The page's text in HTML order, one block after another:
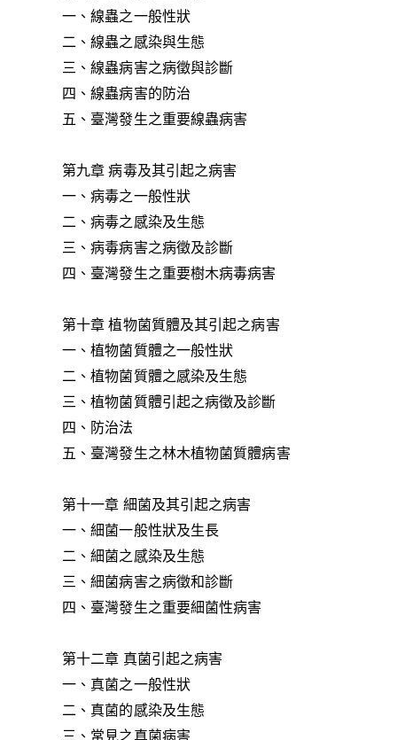
一、線蟲之一般性狀
二、線蟲之感染與生態
三、線蟲病害之病徵與診斷
四、線蟲病害的防治
五、臺灣發生之重要線蟲病害
第九章 病毒及其引起之病害
一、病毒之一般性狀
二、病毒之感染及生態
三、病毒病害之病徵及診斷
四、臺灣發生之重要樹木病毒病害
第十章 植物菌質體及其引起之病害
一、植物菌質體之一般性狀
二、植物菌質體之感染及生態
三、植物菌質體引起之病徵及診斷
四、防治法
五、臺灣發生之林木植物菌質體病害
第十一章 細菌及其引起之病害
一、細菌一般性狀及生長
二、細菌之感染及生態
三、細菌病害之病徵和診斷
四、臺灣發生之重要細菌性病害
第十二章 真菌引起之病害
一、真菌之一般性狀
二、真菌的感染及生態
三、常見之真菌病害